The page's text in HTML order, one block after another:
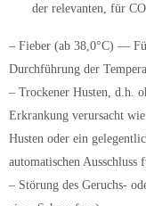
der relevanten, für
– Fieber (ab 38,0°C) —
Durchführung der
– Trockener Husten, d.h.
Erkrankung verursacht
Husten oder ein
automatischen Ausschluss
– Störung des Geruchs-